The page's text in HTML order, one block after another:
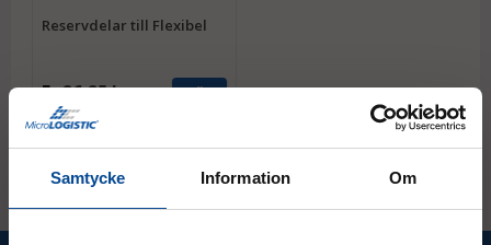
Samtycke Information Om
Reservdelar till Flexibel
Fr.26,25 kr Köp